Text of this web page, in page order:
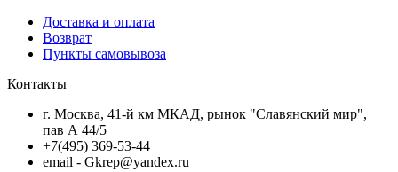
Доставка и оплата
Возврат
Пункты самовывоза
Контакты
г. Москва, 41-й км МКАД, рынок "Славянский мир",
пав А 44/5
+7(495) 369-53-44
email - Gkrep@yandex.ru